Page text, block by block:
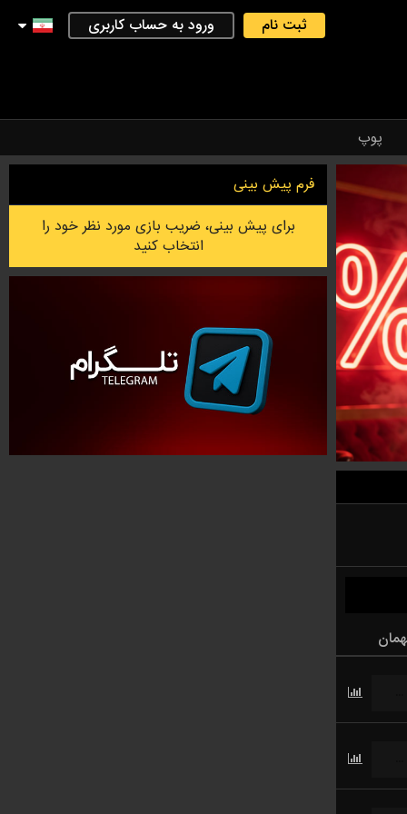
ثبت نام ورود به حساب کاربری
پوپ
فرم پیش بینی
برای پیش بینی، ضریب بازی مورد نظر خود را
انتخاب کنید